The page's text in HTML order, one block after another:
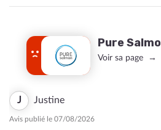
Pure
Voir sa page
J Justine
Avis publié le 07/08/2026